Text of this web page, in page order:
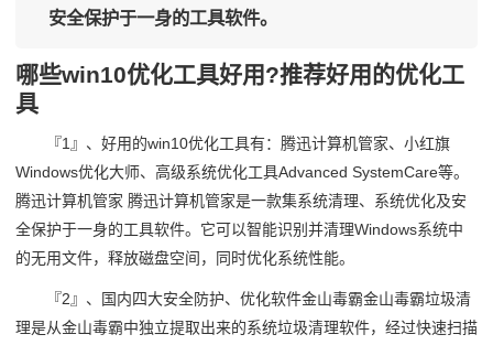
安全保护于一身的工具软件。
哪些win10优化工具好用?推荐好用的优化工
具
『1』、好用的win10优化工具有：腾迅计算机管家、小红旗
Windows优化大师、高级系统优化工具Advanced SystemCare等。
腾迅计算机管家 腾迅计算机管家是一款集系统清理、系统优化及安
全保护于一身的工具软件。它可以智能识别并清理Windows系统中
的无用文件，释放磁盘空间，同时优化系统性能。
『2』、国内四大安全防护、优化软件金山毒霸金山毒霸垃圾清
理是从金山毒霸中独立提取出来的系统垃圾清理软件，经过快速扫描